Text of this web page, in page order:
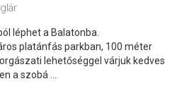
léphet a Balatonba.
platánfás parkban, 100 méter
lehetőséggel várjuk kedves
a szobá ...